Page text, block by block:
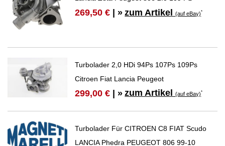
269,50 € | » zum Artikel(auf eBay)*
Turbolader 2,0 HDi 94Ps 107Ps 109Ps
Citroen Fiat Lancia Peugeot
299,00 € | » zum Artikel(auf eBay)*
Turbolader Für CITROEN C8 FIAT Scudo
LANCIA Phedra PEUGEOT 806 99-10